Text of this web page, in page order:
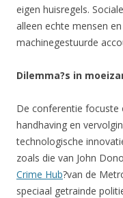
eigen huisregels.
alleen echte mensen
machinegestuurde
Dilemma?s in
De conferentie focuste
handhaving en
technologische
zoals die van John
Crime Hub?van de
speciaal getrainde